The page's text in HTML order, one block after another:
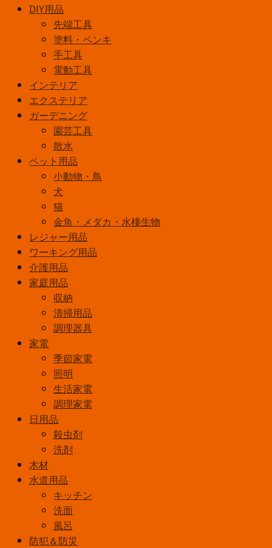
シ
長
柄
個
DIY用品
先端工具
塗料・ペンキ
手工具
電動工具
インテリア
エクステリア
ガーデニング
園芸工具
散水
ペット用品
小動物・鳥
犬
猫
金魚・メダカ・水棲生物
レジャー用品
ワーキング用品
介護用品
家庭用品
収納
清掃用品
調理器具
家電
季節家電
照明
生活家電
調理家電
日用品
殺虫剤
洗剤
木材
水道用品
キッチン
洗面
風呂
防犯＆防災